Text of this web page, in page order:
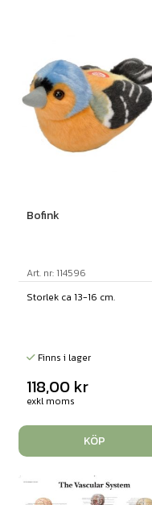
Bofink
Art. nr: 114596
Storlek ca 13-16 cm.
Finns i lager
118,00 kr
exkl moms
KÖP